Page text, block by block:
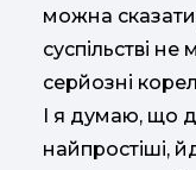
можна
суспільстві
серйозні
І я думаю, що
найпростіші,